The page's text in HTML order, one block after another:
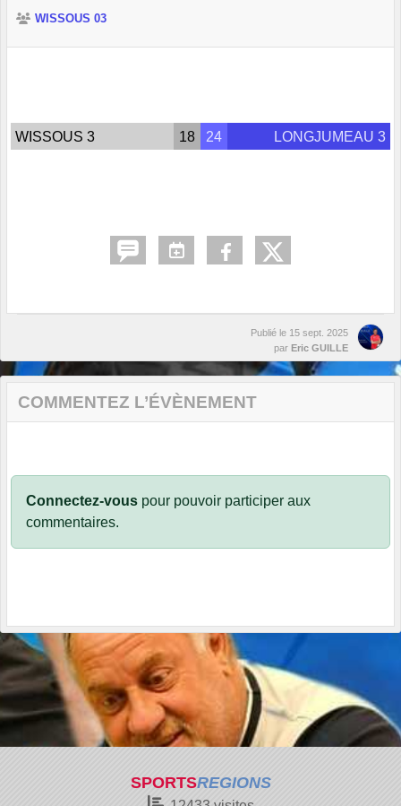
WISSOUS 03
WISSOUS 3 18 24 LONGJUMEAU 3
Publié le 15 sept. 2025
par Eric GUILLE
COMMENTEZ L’ÉVÈNEMENT
Connectez-vous pour pouvoir participer aux
commentaires.
SPORTSREGIONS